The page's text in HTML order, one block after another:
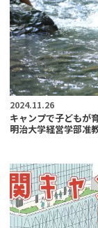
2024.11.26
キャンプで子どもが
明治大学経営学部准